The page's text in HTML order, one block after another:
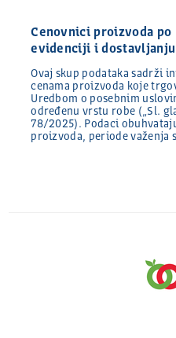
Cenovnici proizvoda po
evidenciji i dostavljanju
Ovaj skup podataka sadrži
cenama proizvoda koje
Uredbom o posebnim
određenu vrstu robe („Sl.
78/2025). Podaci
proizvoda, periode važenja